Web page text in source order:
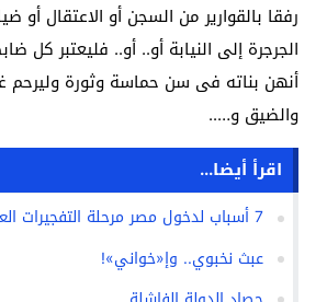
رفقا بالقوارير من السجن أو الاعتقال أو
الجرجرة إلى النيابة أو.. أو.. فليعتبر كل
أنهن بناته فى سن حماسة وثورة
والضيق و…..
اقرأ أيضا...
7 أسباب لدخول مصر مرحلة التفجيرات العشوائية
عبث نخبوي.. وإ«خواني»!